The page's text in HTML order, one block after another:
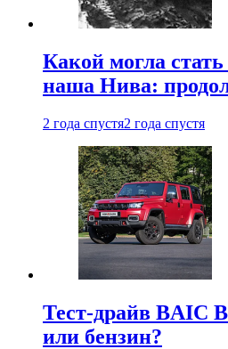
Какой могла
наша Нива:
2 года спустя2 года спустя
Тест-драйв BAIC
или бензин?